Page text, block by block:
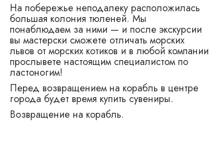
На побережье неподалеку расположилась
большая колония тюленей. Мы
понаблюдаем за ними — и после экскурсии
вы мастерски сможете отличать морских
львов от морских котиков и в любой компании
прослывете настоящим специалистом по
ластоногим!
Перед возвращением на корабль в центре
города будет время купить сувениры.
Возвращение на корабль.